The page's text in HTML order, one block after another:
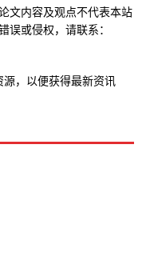
文内容及观点不代表本站
误或侵权，请联系：
源，以便获得最新资讯